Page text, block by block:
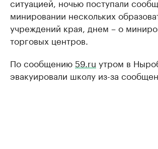
минировании нескольких
учреждений края, днем – о
торговых центров.
По сообщению 59.ru утром в
эвакуировали школу из-за